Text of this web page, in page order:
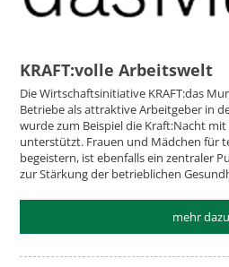
KRAFT:volle Arbeitswelt
Die Wirtschaftsinitiative KRAFT:das
Betriebe als attraktive Arbeitgeber in
wurde zum Beispiel die Kraft:Nacht
unterstützt. Frauen und Mädchen für
begeistern, ist ebenfalls ein zentraler
zur Stärkung der betrieblichen
mehr dazu